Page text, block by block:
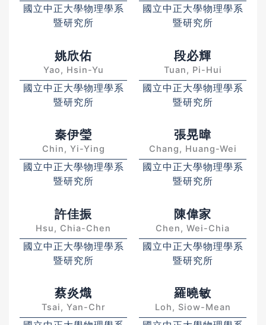
國立中正大學物理學系
暨研究所
國立中正大學物理學系
暨研究所
姚欣佑
Yao, Hsin-Yu
國立中正大學物理學系
暨研究所
段必輝
Tuan, Pi-Hui
國立中正大學物理學系
暨研究所
秦伊瑩
Chin, Yi-Ying
國立中正大學物理學系
暨研究所
張晃暐
Chang, Huang-Wei
國立中正大學物理學系
暨研究所
許佳振
Hsu, Chia-Chen
國立中正大學物理學系
暨研究所
陳偉家
Chen, Wei-Chia
國立中正大學物理學系
暨研究所
蔡炎熾
Tsai, Yan-Chr
羅曉敏
Loh, Siow-Mean